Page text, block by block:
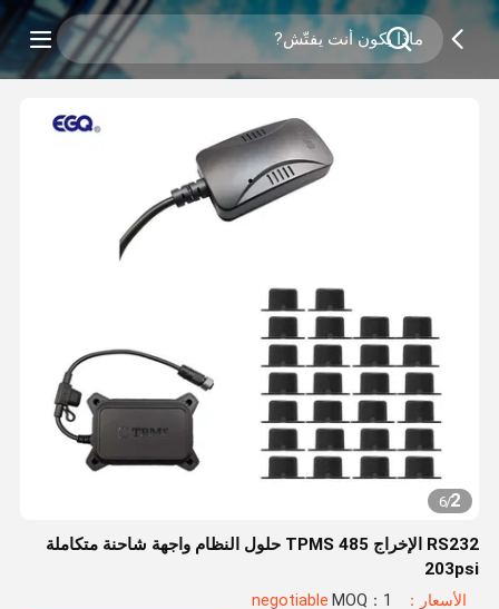
2
/
6
RS232 الإخراج 485 TPMS حلول النظام واجهة شاحنة متكاملة
203psi
الأسعار：negotiable MOQ：1